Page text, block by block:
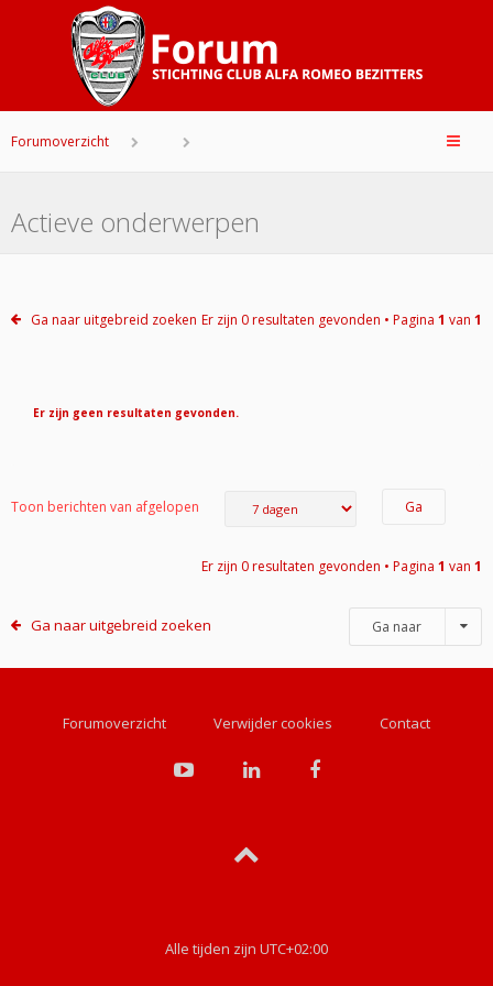
Forumoverzicht
Actieve onderwerpen
Ga naar uitgebreid zoeken Er zijn 0 resultaten gevonden • Pagina 1 van 1
Er zijn geen resultaten gevonden.
Toon berichten van afgelopen
Er zijn 0 resultaten gevonden • Pagina 1 van 1
Ga naar uitgebreid zoeken Ga naar
Forumoverzicht Verwijder cookies Contact
Alle tijden zijn UTC+02:00